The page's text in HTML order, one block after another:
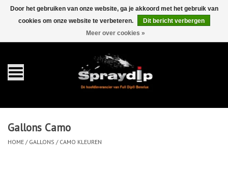
0 Artikelen - €0,00
Gallons
Sprays
Sets
Gallons Camo
HOME / GALLONS / CAMO KLEUREN
Door het gebruiken van onze website, ga je akkoord met het gebruik van
cookies om onze website te verbeteren.
Dit bericht verbergen
Meer over cookies »